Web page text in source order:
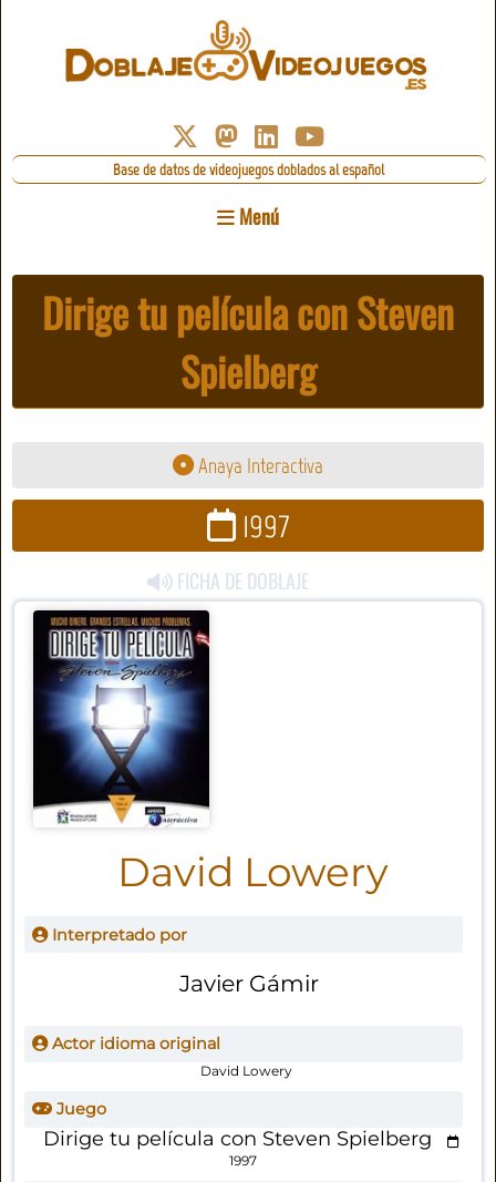
Base de datos de videojuegos doblados al español
Menú
Dirige tu película con Steven
Spielberg
Anaya Interactiva
1997
FICHA DE DOBLAJE
David Lowery
Interpretado por
Javier Gámir
Actor idioma original
David Lowery
Juego
Dirige tu película con Steven Spielberg
1997